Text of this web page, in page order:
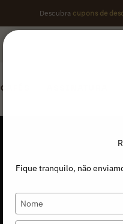
Descubra cupons de
CAFÉS
Fique tranquilo, não